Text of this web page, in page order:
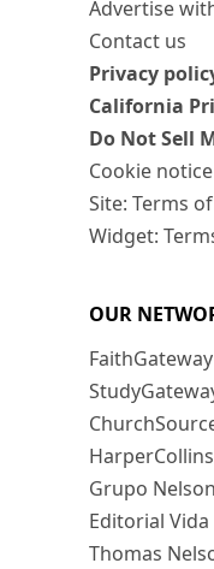
Advertise
Contact us
Privacy
California
Do Not Sell
Cookie notice
Site: Terms
Widget:
OUR
FaithGateway
Grupo Nelson
Editorial Vida
Thomas